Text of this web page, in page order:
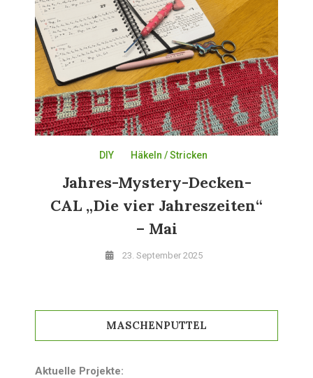
DIY Häkeln / Stricken
Jahres-Mystery-Decken-
CAL „Die vier Jahreszeiten“
– Mai
23. September 2025
MASCHENPUTTEL
Aktuelle Projekte: